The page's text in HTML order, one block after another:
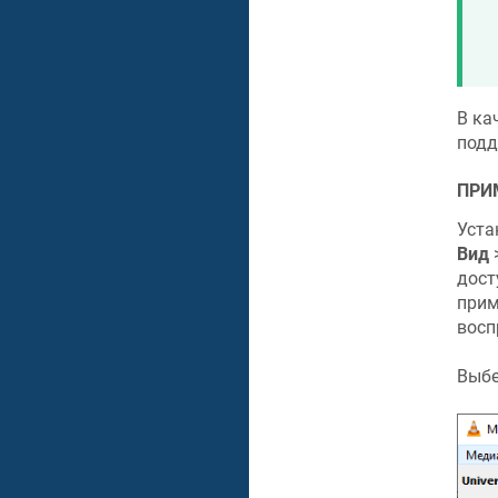
В
Вид